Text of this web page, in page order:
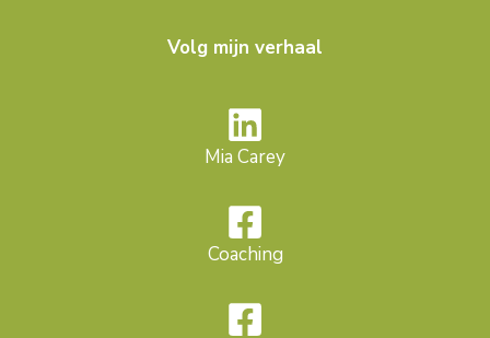
Volg mijn verhaal
Mia Carey
Coaching